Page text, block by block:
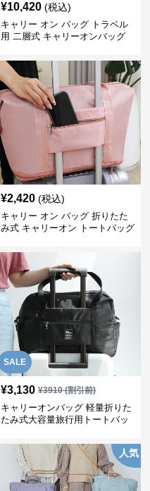
¥10,420 (税込)
キャリー オン バッグ トラベル
用 二層式 キャリーオンバッグ
¥2,420 (税込)
キャリー オン バッグ 折りたた
み式 キャリーオン トートバッグ
SALE
¥3,130 ¥3910(割引前)
キャリーオンバッグ 軽量折りた
たみ式大容量旅行用トートバッ
人気